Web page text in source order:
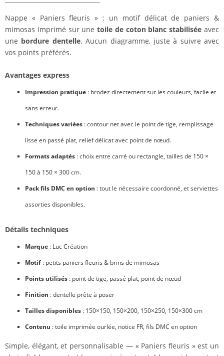
Nappe « Paniers fleuris » : un motif délicat de paniers &
mimosas imprimé sur unetoile de coton blanc stabilisée avec
une bordure dentelle. Aucun diagramme, juste à suivre avec
vos points préférés.
Avantages express
Impression pratique : brodez directement sur les couleurs, facile et
sans erreur.
Techniques variées : contour net avec le point de tige, remplissage
lisse en passé plat, relief délicat avec point de nœud.
Formats adaptés : choix entre carré ou rectangle, tailles de 150 ×
150 à 150 × 300 cm.
Pack fils DMC en option : tout le nécessaire coordonné, et serviettes
assorties disponibles.
Détails techniques
Marque : Luc Création
Motif : petits paniers fleuris & brins de mimosas
Points utilisés : point de tige, passé plat, point de nœud
Finition : dentelle prête à poser
Tailles disponibles : 150×150, 150×200, 150×250, 150×300 cm
Contenu : toile imprimée ourlée, notice FR, fils DMC en option
Simple, élégant, et personnalisable — « Paniers fleuris » est un